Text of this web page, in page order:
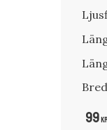
99KR